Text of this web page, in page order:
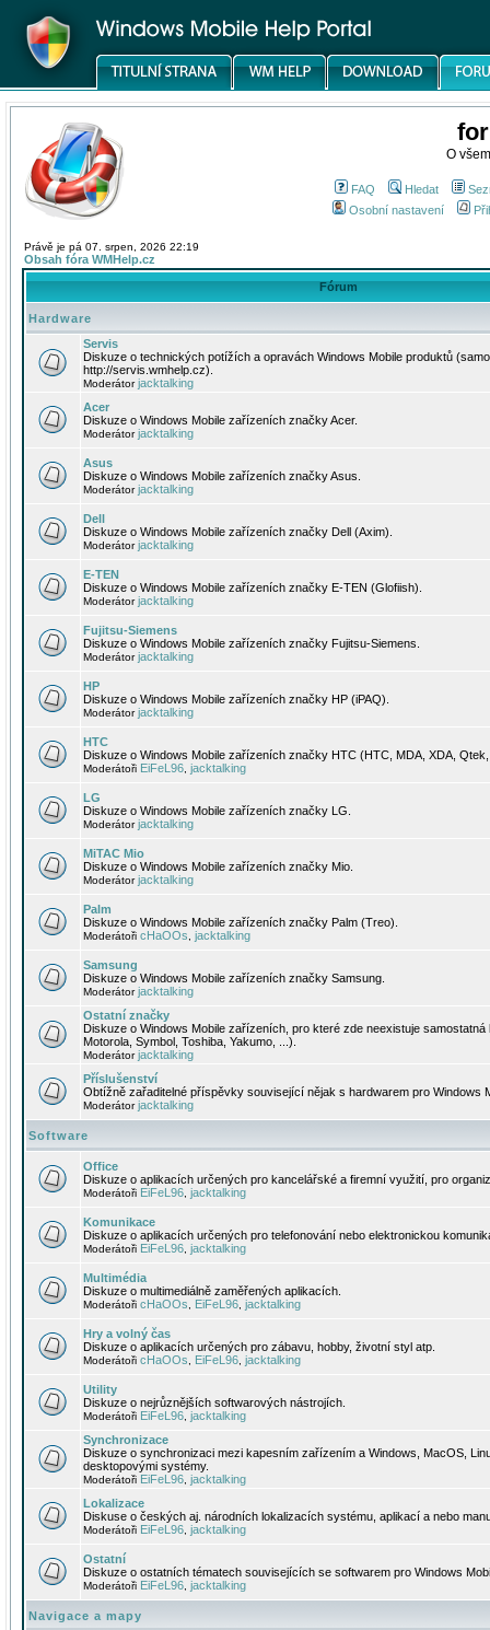
O
FAQ Hledat
Osobní nastavení
Právě je pá 07. srpen, 2026 22:19
Obsah fóra WMHelp.cz
Fórum
Hardware
Servis
Diskuze o technických potížích a opravách Windows Mobile produktů
http://servis.wmhelp.cz).
Moderátorjacktalking
Acer
Diskuze o Windows Mobile zařízeních značky Acer.
Moderátorjacktalking
Asus
Diskuze o Windows Mobile zařízeních značky Asus.
Moderátorjacktalking
Dell
Diskuze o Windows Mobile zařízeních značky Dell (Axim).
Moderátorjacktalking
E-TEN
Diskuze o Windows Mobile zařízeních značky E-TEN (Glofiish).
Moderátorjacktalking
Fujitsu-Siemens
Diskuze o Windows Mobile zařízeních značky Fujitsu-Siemens.
Moderátorjacktalking
HP
Diskuze o Windows Mobile zařízeních značky HP (iPAQ).
Moderátorjacktalking
HTC
Diskuze o Windows Mobile zařízeních značky HTC (HTC, MDA, XDA,
Moderátoři EiFeL96 jacktalking
LG
Diskuze o Windows Mobile zařízeních značky LG.
Moderátorjacktalking
MiTAC Mio
Diskuze o Windows Mobile zařízeních značky Mio.
Moderátorjacktalking
Palm
Diskuze o Windows Mobile zařízeních značky Palm (Treo).
Moderátoři cHaOOs jacktalking
Samsung
Diskuze o Windows Mobile zařízeních značky Samsung.
Moderátorjacktalking
Ostatní značky
Diskuze o Windows Mobile zařízeních, pro které zde neexistuje
Motorola, Symbol, Toshiba, Yakumo, ...).
Moderátorjacktalking
Příslušenství
Obtížně zařaditelné příspěvky související nějak s hardwarem pro Windows
Moderátorjacktalking
Software
Office
Diskuze o aplikacích určených pro kancelářské a firemní využití, pro
Moderátoři EiFeL96 jacktalking
Komunikace
Diskuze o aplikacích určených pro telefonování nebo elektronickou
Moderátoři EiFeL96 jacktalking
Multimédia
Diskuze o multimediálně zaměřených aplikacích.
Moderátoři cHaOOs EiFeL96 jacktalking
Hry a volný čas
Diskuze o aplikacích určených pro zábavu, hobby, životní styl atp.
Moderátoři cHaOOs EiFeL96 jacktalking
Utility
Diskuze o nejrůznějších softwarových nástrojích.
Moderátoři EiFeL96 jacktalking
Synchronizace
Diskuze o synchronizaci mezi kapesním zařízením a Windows, MacOS,
desktopovými systémy.
Moderátoři EiFeL96 jacktalking
Lokalizace
Diskuse o českých aj. národních lokalizacích systému, aplikací a nebo
Moderátoři EiFeL96 jacktalking
Ostatní
Diskuze o ostatních tématech souvisejících se softwarem pro Windows
Moderátoři EiFeL96 jacktalking
Navigace a mapy